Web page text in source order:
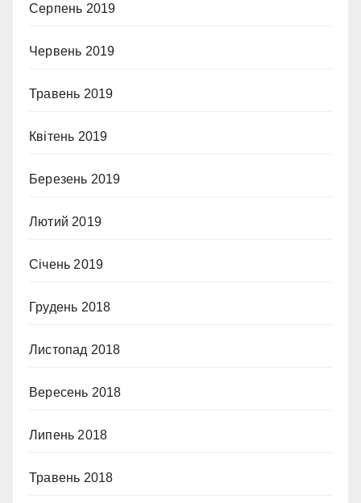
Серпень 2019
Червень 2019
Травень 2019
Квітень 2019
Березень 2019
Лютий 2019
Січень 2019
Грудень 2018
Листопад 2018
Вересень 2018
Липень 2018
Травень 2018